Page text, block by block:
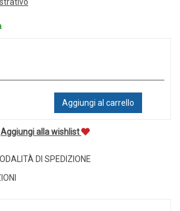
Aggiungi al carrello
Aggiungi alla wishlist
DI SPEDIZIONE